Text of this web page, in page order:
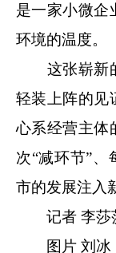
是一家小微企
环境的温度。
这张崭新
轻装上阵的见
心系经营主体
次“减环节”、
市的发展注入
记者 李莎
图片 刘冰